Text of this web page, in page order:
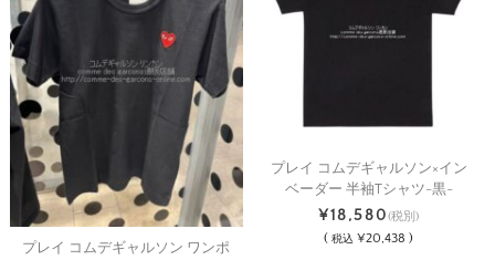
プレイ コムデギャルソン ワンポ
プレイ コムデギャルソン×イン
ベーダー 半袖Tシャツ-黒-
¥18,580(税別)
(税込 ¥20,438 )